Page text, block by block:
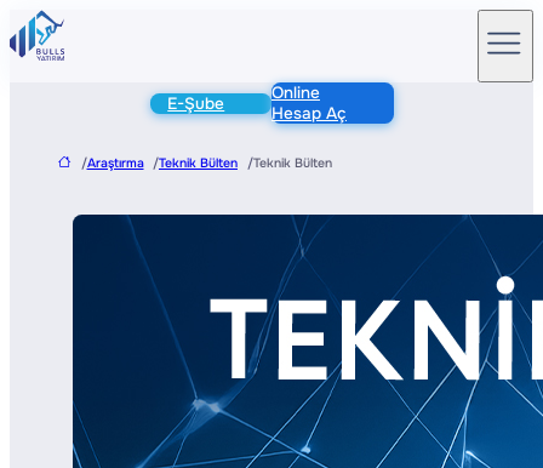
E-Şube
Online
Hesap Aç
/Araştırma /Teknik Bülten /Teknik Bülten